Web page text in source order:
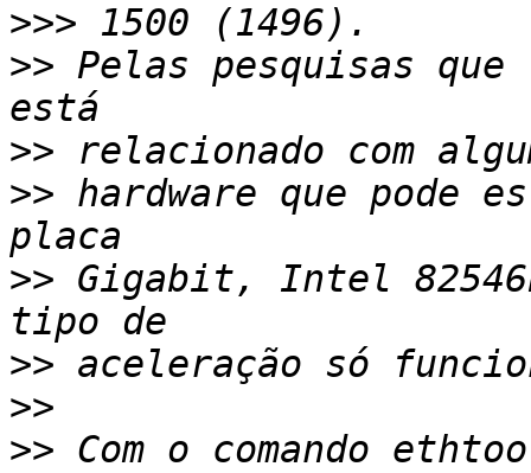
>>>
>> Pelas pesquisas
>>
>> hardware que pode
>> Gigabit, Intel
>>
>>
>> Com o comando